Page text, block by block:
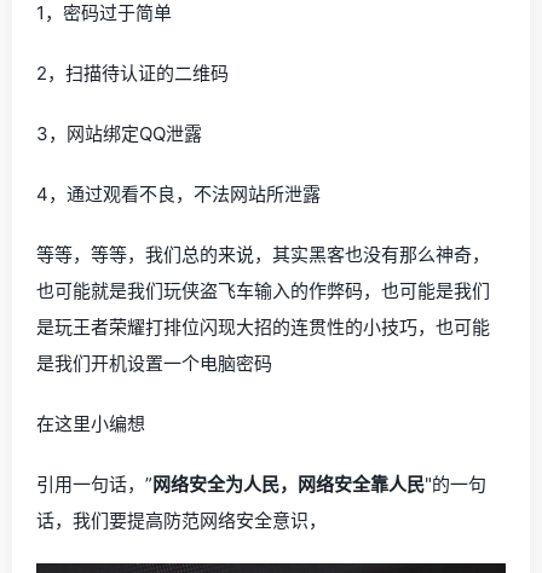
1，密码过于简单
2，扫描待认证的二维码
3，网站绑定QQ泄露
4，通过观看不良，不法网站所泄露
等等，等等，我们总的来说，其实黑客也没有那么神奇，
也可能就是我们玩侠盗飞车输入的作弊码，也可能是我们
是玩王者荣耀打排位闪现大招的连贯性的小技巧，也可能
是我们开机设置一个电脑密码
在这里小编想
引用一句话，”网络安全为人民，网络安全靠人民"的一句
话，我们要提高防范网络安全意识，